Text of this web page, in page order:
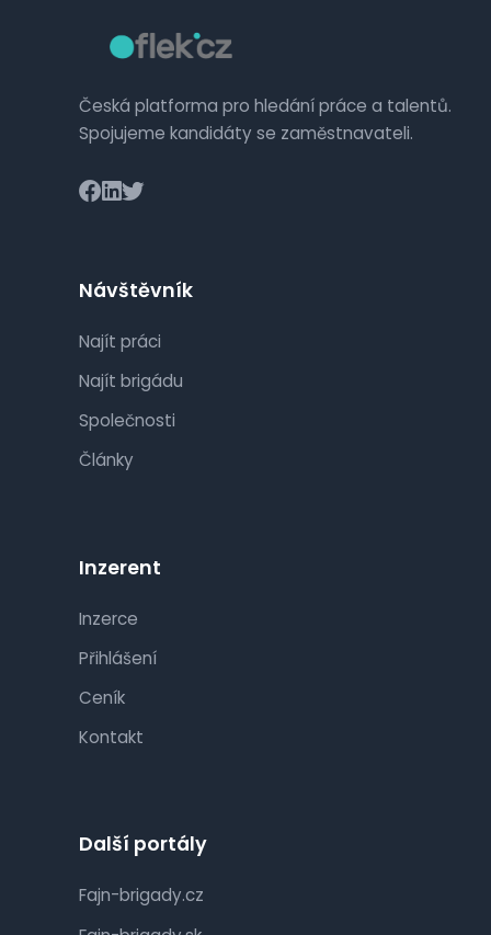
Česká platforma pro hledání práce a talentů.
Spojujeme kandidáty se zaměstnavateli.
Návštěvník
Najít práci
Najít brigádu
Společnosti
Články
Inzerent
Inzerce
Přihlášení
Ceník
Kontakt
Další portály
Fajn-brigady.cz